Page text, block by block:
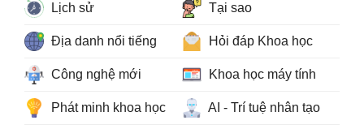
Lịch sử Tại sao
Địa danh nổi tiếng Hỏi đáp Khoa học
Công nghệ mới Khoa học máy tính
Phát minh khoa học AI - Trí tuệ nhân tạo